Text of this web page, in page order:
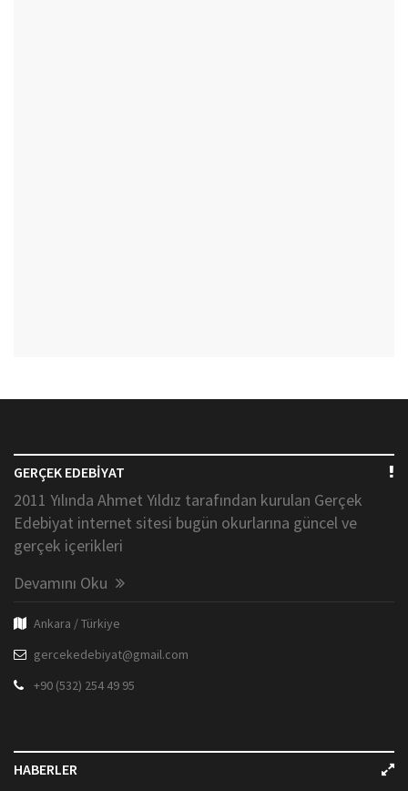
GERÇEK EDEBİYAT
2011 Yılında Ahmet Yıldız tarafından kurulan Gerçek
Edebiyat internet sitesi bugün okurlarına güncel ve
gerçek içerikleri
Devamını Oku
Ankara / Türkiye
gercekedebiyat@gmail.com
+90 (532) 254 49 95
HABERLER